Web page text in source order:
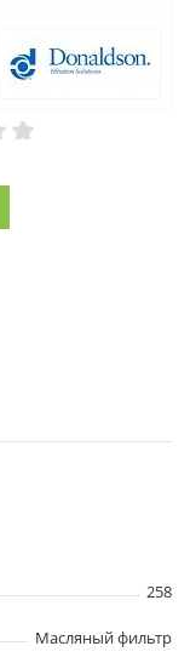
258
Масляный фильтр